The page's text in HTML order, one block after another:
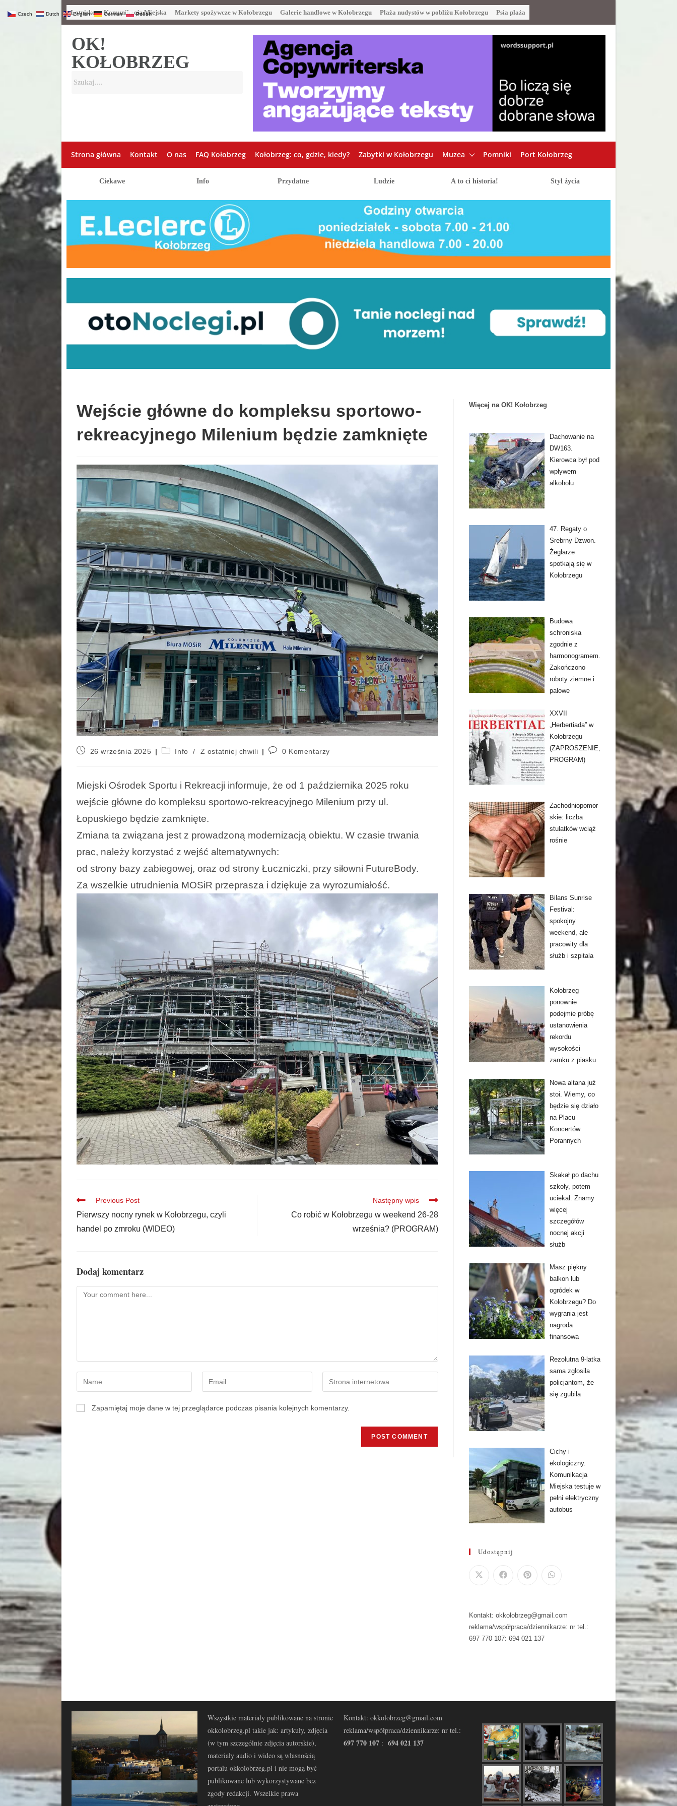
Lotnisko Komunikacja Miejska Markety spożywcze w Kołobrzegu Galerie handlowe w Kołobrzegu Plaża nudystów w pobliżu Kołobrzegu Psia plaża
OK!
KOŁOBRZEG
Strona główna Kontakt O nas FAQ Kołobrzeg Kołobrzeg: co, gdzie, kiedy? Zabytki w Kołobrzegu Muzea Pomniki Port Kołobrzeg
Ciekawe Info Przydatne Ludzie A to ci historia! Styl życia
Wejście główne do kompleksu sportowo-
rekreacyjnego Milenium będzie zamknięte
26 września 2025 Info / Z ostatniej chwili 0 Komentarzy
Miejski Ośrodek Sportu i Rekreacji informuje, że od 1 października 2025 roku
wejście główne do kompleksu sportowo-rekreacyjnego Milenium przy ul.
Łopuskiego będzie zamknięte.
Zmiana ta związana jest z prowadzoną modernizacją obiektu. W czasie trwania
prac, należy korzystać z wejść alternatywnych:
od strony bazy zabiegowej, oraz od strony Łuczniczki, przy siłowni FutureBody.
Za wszelkie utrudnienia MOSiR przeprasza i dziękuje za wyrozumiałość.
Previous Post
Pierwszy nocny rynek w Kołobrzegu, czyli
handel po zmroku (WIDEO)
Następny wpis
Co robić w Kołobrzegu w weekend 26-28
września? (PROGRAM)
Dodaj komentarz
Zapamiętaj moje dane w tej przeglądarce podczas pisania kolejnych komentarzy.
Więcej na OK! Kołobrzeg
Dachowanie na
DW163.
Kierowca był pod
wpływem
alkoholu
47. Regaty o
Srebrny Dzwon.
Żeglarze
spotkają się w
Kołobrzegu
Budowa
schroniska
zgodnie z
harmonogramem.
Zakończono
roboty ziemne i
palowe
XXVII
„Herbertiada” w
Kołobrzegu
(ZAPROSZENIE,
PROGRAM)
Zachodniopomor
skie: liczba
stulatków wciąż
rośnie
Bilans Sunrise
Festival:
spokojny
weekend, ale
pracowity dla
służb i szpitala
Kołobrzeg
ponownie
podejmie próbę
ustanowienia
rekordu
wysokości
zamku z piasku
Nowa altana już
stoi. Wiemy, co
będzie się działo
na Placu
Koncertów
Porannych
Skakał po dachu
szkoły, potem
uciekał. Znamy
więcej
szczegółów
nocnej akcji
służb
Masz piękny
balkon lub
ogródek w
Kołobrzegu? Do
wygrania jest
nagroda
finansowa
Rezolutna 9-latka
sama zgłosiła
policjantom, że
się zgubiła
Cichy i
ekologiczny.
Komunikacja
Miejska testuje w
pełni elektryczny
autobus
Udostępnij
Kontakt: okkolobrzeg@gmail.com
reklama/współpraca/dziennikarze: nr tel.:
697 770 107: 694 021 137
Wszystkie materiały publikowane na stronie
okkolobrzeg.pl takie jak: artykuły, zdjęcia
(w tym szczególnie zdjęcia autorskie),
materiały audio i wideo są własnością
portalu okkolobrzeg.pl i nie mogą być
publikowane lub wykorzystywane bez
zgody redakcji. Wszelkie prawa
Kontakt: okkolobrzeg@gmail.com
reklama/współpraca/dziennikarze: nr tel.:
697 770 107 : 694 021 137
Czech Dutch English German Polish